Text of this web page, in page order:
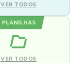
VER TODOS
PLANILHAS
VER TODOS